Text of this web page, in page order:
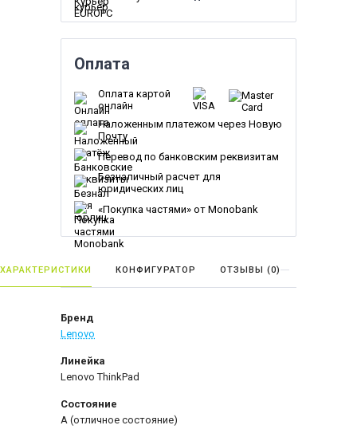
Оплата
Оплата картой
онлайн
Наложенным платежом через Новую
Почту
Перевод по банковским реквизитам
Безналичный расчет для
юридических лиц
«Покупка частями» от Monobank
ХАРАКТЕРИСТИКИ КОНФИГУРАТОР ОТЗЫВЫ (0)
Бренд
Lenovo
Линейка
Lenovo ThinkPad
Состояние
A (отличное состояние)